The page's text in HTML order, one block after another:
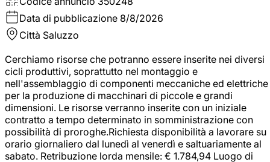
Data di pubblicazione 8/8/2026
Città Saluzzo
Cerchiamo risorse che potranno essere inserite nei diversi
cicli produttivi, soprattutto nel montaggio e
nell'assemblaggio di componenti meccaniche ed elettriche
per la produzione di macchinari di piccole e grandi
dimensioni. Le risorse verranno inserite con un iniziale
contratto a tempo determinato in somministrazione con
possibilità di proroghe.Richiesta disponibilità a lavorare su
orario giornaliero dal lunedì al venerdì e saltuariamente al
sabato. Retribuzione lorda mensile: € 1.784,94 Luogo di